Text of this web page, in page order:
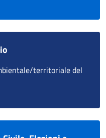
territoriale del